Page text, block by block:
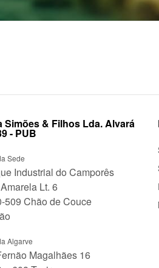
Simões & Filhos Lda. Alvará
- PUB
Sede
Industrial do Camporês
Lt. 6
509 Chão de Couce
Algarve
Magalhães 16